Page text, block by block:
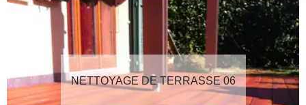
NETTOYAGE DE TERRASSE 06